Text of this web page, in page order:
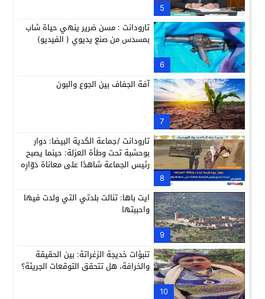
5
6
تارودانت : مسن ضرير ينهي حياة شاب
بمسدس من صنع يديوي ( الفيديو)
7
آفة الجفاف بين الجوع والبون
8
تارودانت /جماعة الكدية البيضا: دوار
بوحشبة تحت وطأة العزلة: حينما يصبح
رئيس الجماعة شاهدًا على معاناة دَوّارِه
9
ايت باها: تنالت بلدتي التي ولدت فيها
واحببتها
10
تنبؤات خديجة الزغراتة: بين الحقيقة
والخرافة، هل تتحقق التوقعات الجريئة؟